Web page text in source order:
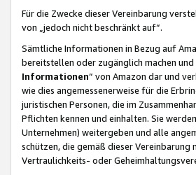
Für die Zwecke dieser Vereinbarung
von „jedoch nicht beschränkt auf“.
Sämtliche Informationen in Bezug auf
bereitstellen oder zugänglich machen
Informationen“ von Amazon dar und
wie dies angemessenerweise für die
juristischen Personen, die im
Pflichten kennen und einhalten. Sie
Unternehmen) weitergeben und alle
schützen, die gemäß dieser
Vertraulichkeits- oder